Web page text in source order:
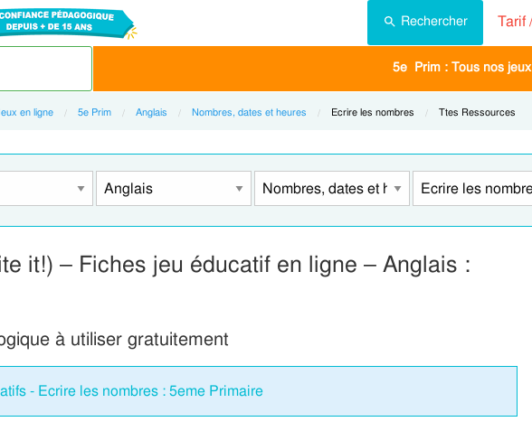
Rechercher Tarif
5e Prim : Tous nos
en ligne 5e Prim Anglais Nombres, dates et heures Current:
Ecrire les nombres Current:
Ttes Ressources
it!) – Fiches jeu éducatif en ligne – Anglais :
à utiliser gratuitement
- Ecrire les nombres : 5eme Primaire